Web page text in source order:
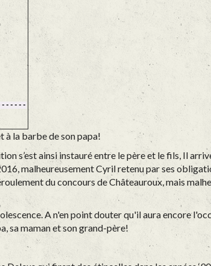
à la barbe de son papa!
s’est ainsi instauré entre le père et le fils, Il
malheureusement Cyril retenu par ses
du concours de Châteauroux, mais
A n'en point douter qu'il aura encore
sa maman et son grand-père!